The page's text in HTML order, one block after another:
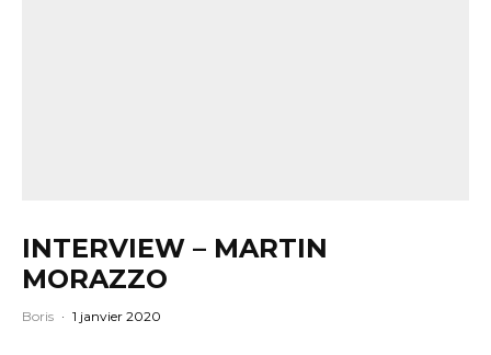
INTERVIEW – MARTIN
MORAZZO
Boris · 1 janvier 2020